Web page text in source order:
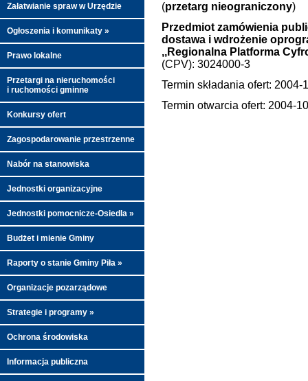
Załatwianie spraw w Urzędzie
Ogłoszenia i komunikaty »
Prawo lokalne
Przetargi na nieruchomości
i ruchomości gminne
Konkursy ofert
Zagospodarowanie przestrzenne
Nabór na stanowiska
Jednostki organizacyjne
Jednostki pomocnicze-Osiedla »
Budżet i mienie Gminy
Raporty o stanie Gminy Piła »
Organizacje pozarządowe
Strategie i programy »
Ochrona środowiska
Informacja publiczna
(przetarg nieograniczony)
Przedmiot zamówienia
dostawa i wdrożenie
,,Regionalna Platforma
(CPV): 3024000-3
Termin składania ofert: 2004-
Termin otwarcia ofert: 2004-